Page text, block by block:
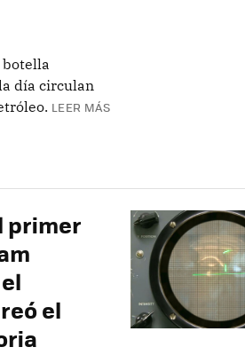
botella
día circulan
LEER MÁS
primer
el